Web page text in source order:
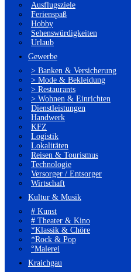
Ausflugsziele
Ferienspaß
Hobby
Sehenswürdigkeiten
Urlaub
Gewerbe
> Banken & Versicherung
> Mode & Bekleidung
> Restaurants
> Wohnen & Einrichten
Dienstleistungen
Handwerk
KFZ
Logistik
Lokalitäten
Reisen & Tourismus
Technologie
Versorger / Entsorger
Wirtschaft
Kultur & Musik
# Kunst
# Theater & Kino
*Klassik & Chöre
*Rock & Pop
°Malerei
Kraichgau